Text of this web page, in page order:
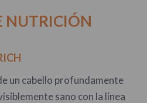
NUTRICIÓN
un cabello profundamente
sano con la línea